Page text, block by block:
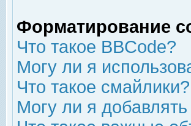
Форматирование
Что такое BBCode?
Могу ли я
Что такое смайлики?
Могу ли я